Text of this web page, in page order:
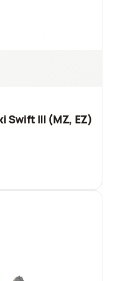
Swift III (MZ, EZ)